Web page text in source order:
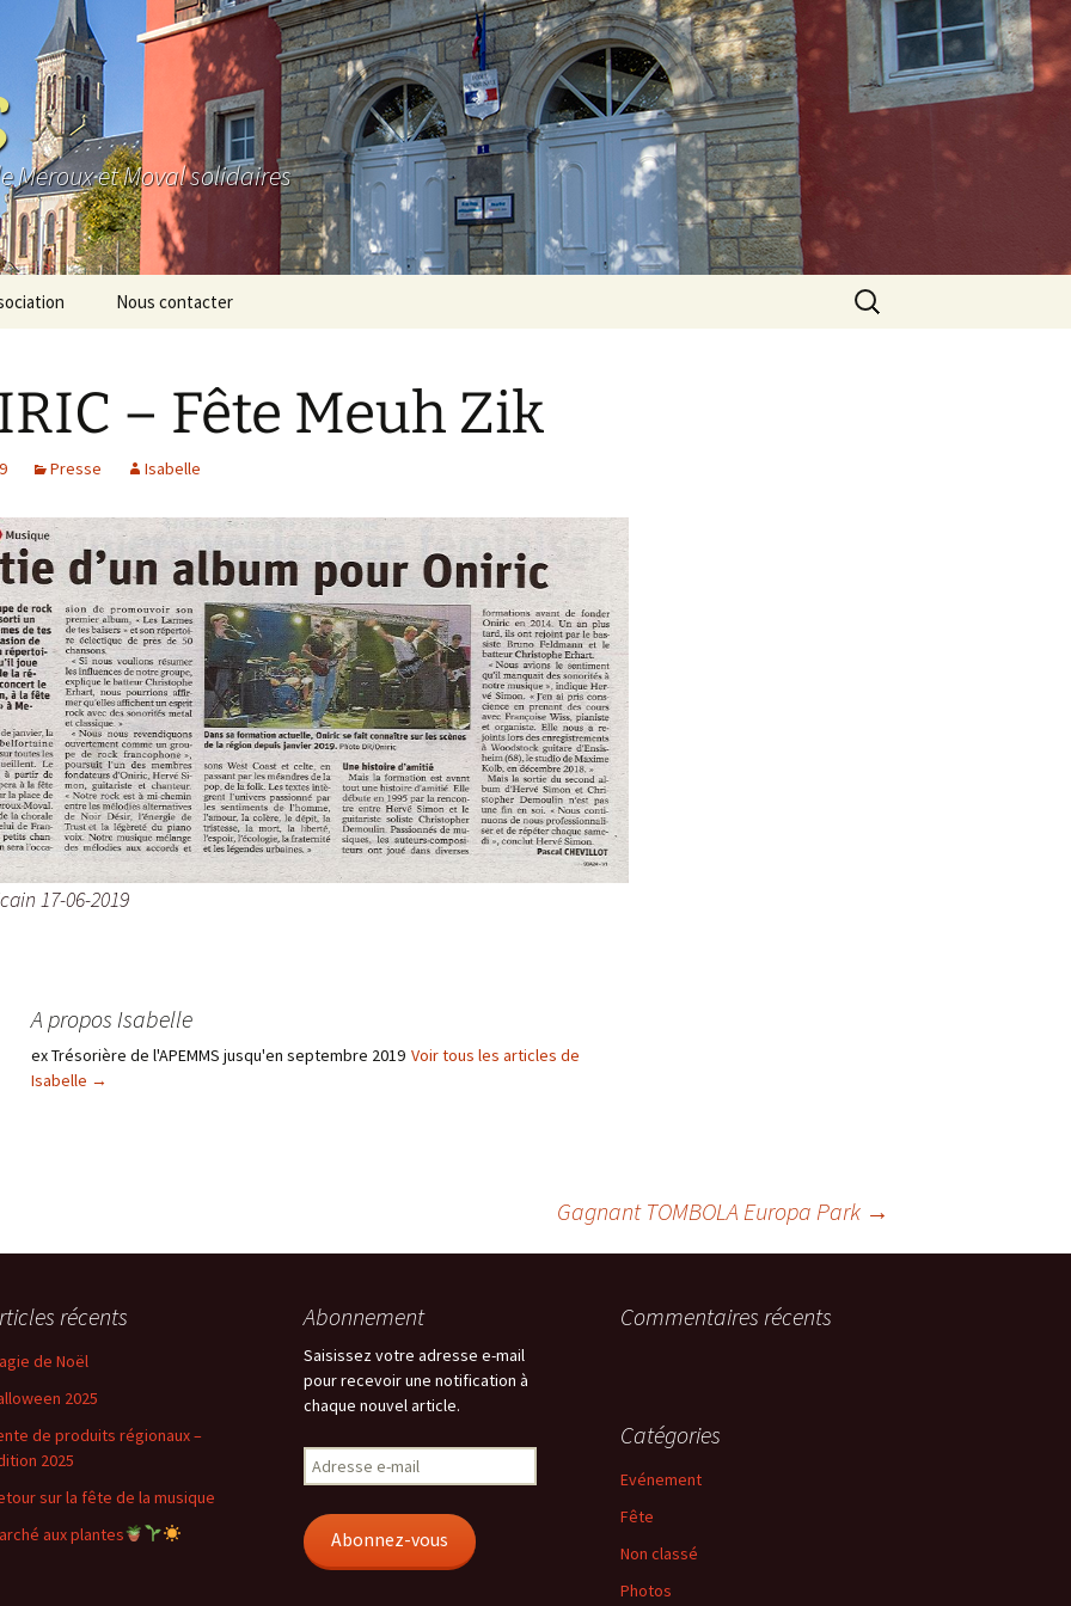
Meroux et Moval solidaires
Nous contacter
Rechercher :
– Fête Meuh Zik
Presse Isabelle
17-06-2019
A propos Isabelle
ex Trésorière de l'APEMMS jusqu'en septembre 2019 Voir tous les articles de
Isabelle →
Gagnant TOMBOLA Europa Park →
récents
de Noël
2025
de produits régionaux –
2025
sur la fête de la musique
aux plantes
Abonnement
Saisissez votre adresse e-mail
pour recevoir une notification à
chaque nouvel article.
Adresse
e-
Abonnez-vous
Commentaires récents
Catégories
Evénement
Fête
Non classé
Photos